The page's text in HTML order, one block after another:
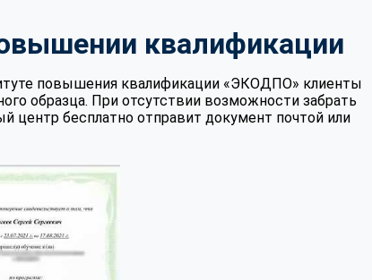
квалификации
повышения квалификации «ЭКОДПО» клиенты
образца. При отсутствии возможности забрать
центр бесплатно отправит документ почтой или